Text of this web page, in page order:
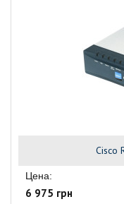
Cisco
Цена:
6 975 грн